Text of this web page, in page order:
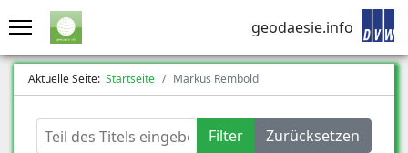
geodaesie.info
Aktuelle Seite: Startseite Markus Rembold
Teil des Titels eingeben Filter
Zurücksetzen